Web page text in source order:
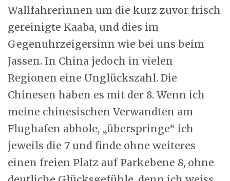
Wallfahrerinnen um die kurz zuvor frisch
gereinigte Kaaba, und dies im
Gegenuhrzeigersinn wie bei uns beim
Jassen. In China jedoch in vielen
Regionen eine Unglückszahl. Die
Chinesen haben es mit der 8. Wenn ich
meine chinesischen Verwandten am
Flughafen abhole, „überspringe“ ich
jeweils die 7 und finde ohne weiteres
einen freien Platz auf Parkebene 8, ohne